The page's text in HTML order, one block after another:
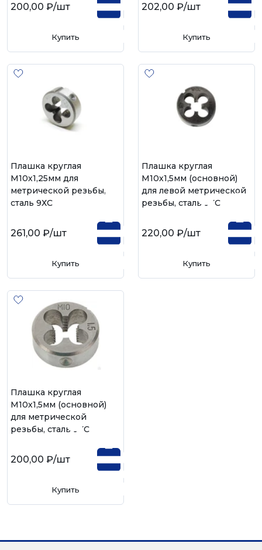
200,00 ₽/шт
Купить
202,00 ₽/шт
Купить
Плашка круглая
М10х1,25мм для
метрической резьбы,
сталь 9ХС
261,00 ₽/шт
Купить
Плашка круглая
М10х1,5мм (основной)
для левой метрической
резьбы, сталь 9ХС
220,00 ₽/шт
Купить
Плашка круглая
М10х1,5мм (основной)
для метрической
резьбы, сталь 9ХС
200,00 ₽/шт
Купить